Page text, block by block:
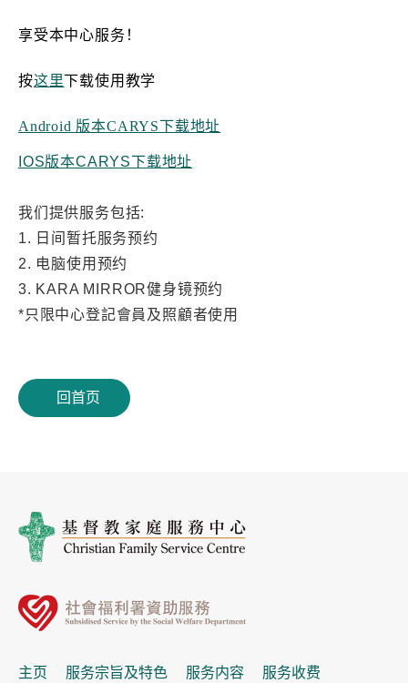
享受本中心服务！
按这里下载使用教学
Android 版本CARYS下载地址
IOS版本CARYS下载地址
我们提供服务包括:
1. 日间暂托服务预约
2. 电脑使用预约
3. KARA MIRROR健身镜预约
*只限中心登記會員及照顧者使用
回首页
主页 服务宗旨及特色 服务内容 服务收费